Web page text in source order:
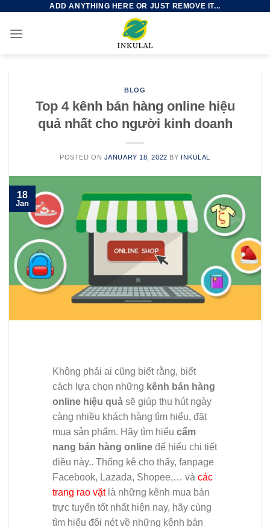
content
ADD ANYTHING HERE OR JUST REMOVE IT...
BLOG
Top 4 kênh bán hàng online hiệu
quả nhất cho người kinh doanh
POSTED ON JANUARY 18, 2022 BY INKULAL
18
Jan
Không phải ai cũng biết rằng, biết
cách lựa chọn những kênh bán hàng
online hiệu quả sẽ giúp thu hút ngày
càng nhiều khách hàng tìm hiểu, đặt
mua sản phẩm. Hãy tìm hiểu cẩm
nang bán hàng online để hiểu chi tiết
điều này.. Thống kê cho thấy, fanpage
Facebook, Lazada, Shopee,… và các
trang rao vặtlà những kênh mua bán
trực tuyến tốt nhất hiện nay, hãy cùng
tìm hiểu đôi nét về những kênh bán